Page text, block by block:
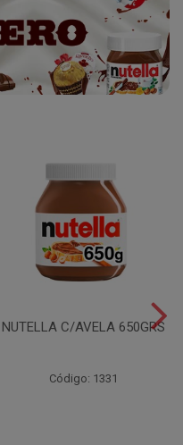
NUTELLA C/AVELA 650GRS
Código: 1331